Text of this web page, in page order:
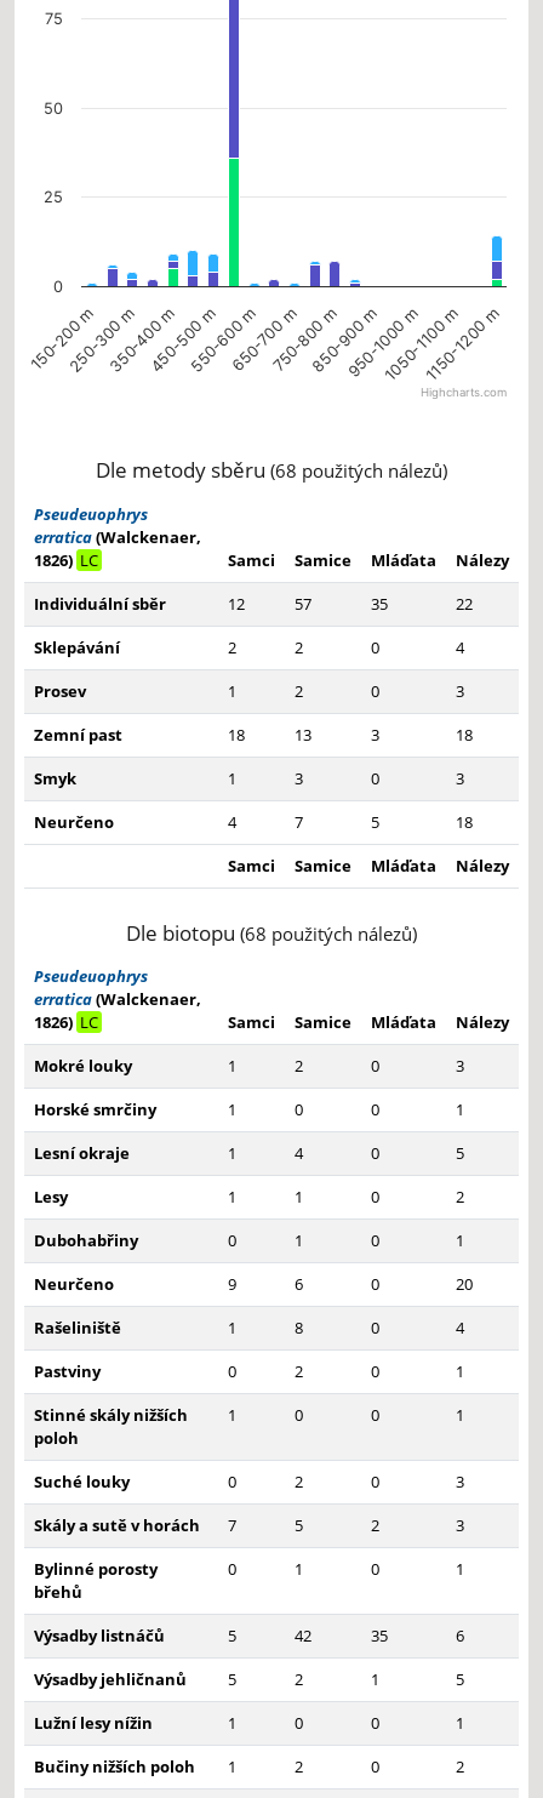
150-200 m250-300 m350-400 m450-500 m550-600 m650-700 m750-800 m850-900 m950-1000 m1050-1100 m1150-1200 m
0
25
50
75
Highcharts.com
Dle metody sběru (68 použitých nálezů)
Pseudeuophrys
erratica(Walckenaer,
1826) LC Samci Samice Mláďata
Nálezy
Individuální sběr
12 57 35
22
Sklepávání
2 2 0
4
Prosev
1 2 0
3
Zemní past
18 13 3
18
Smyk
1 3 0
3
Neurčeno
4 7 5
18
Samci
Samice Mláďata Nálezy
Dle biotopu (68 použitých nálezů)
Pseudeuophrys
erratica(Walckenaer,
1826) LC Samci Samice Mláďata
Nálezy
Mokré louky
1 2 0
3
Horské smrčiny
1 0 0
1
Lesní okraje
1 4 0
5
Lesy
1 1 0
2
Dubohabřiny
0 1 0
1
Neurčeno
9 6 0
20
Rašeliniště
1 8 0
4
Pastviny
0 2 0
1
Stinné skály nižších
poloh
1 0 0 1
Suché louky 0 2 0
3
Skály a sutě v horách
7 5 2
3
Bylinné porosty
břehů
0 1 0 1
Výsadby listnáčů 5 42 35
6
Výsadby jehličnanů
5 2 1
5
Lužní lesy nížin
1 0 0
1
Bučiny nižších poloh
1 2 0
2